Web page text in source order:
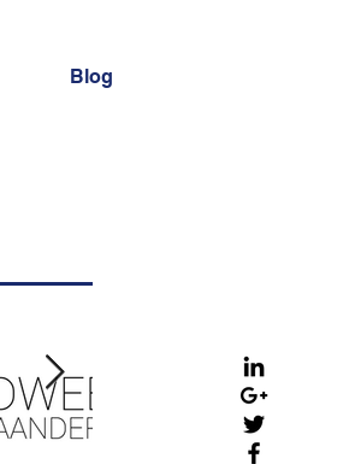
Blog